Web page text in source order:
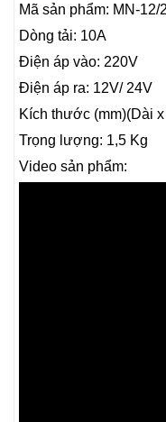
Mã sản phẩm: MN-12/
Dòng tải: 10A
Điện áp vào: 220V
Điện áp ra: 12V/ 24V
Kích thước (mm)(Dài
Trọng lượng: 1,5 Kg
Video sản phẩm: